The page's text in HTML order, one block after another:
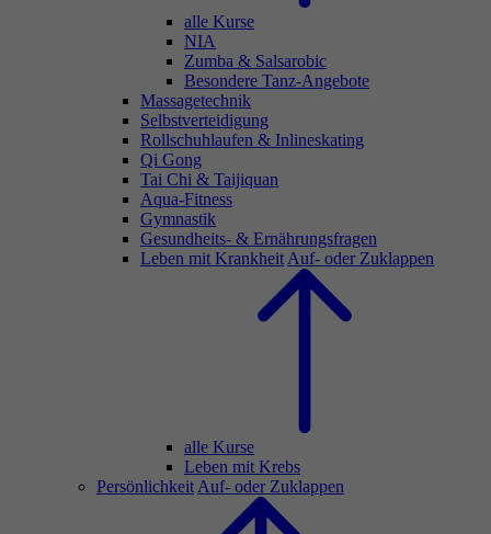
alle Kurse
NIA
Zumba & Salsarobic
Besondere Tanz-Angebote
Massagetechnik
Selbstverteidigung
Rollschuhlaufen & Inlineskating
Qi Gong
Tai Chi & Taijiquan
Aqua-Fitness
Gymnastik
Gesundheits- & Ernährungsfragen
Leben mit Krankheit Auf- oder Zuklappen
alle Kurse
Leben mit Krebs
Persönlichkeit Auf- oder Zuklappen